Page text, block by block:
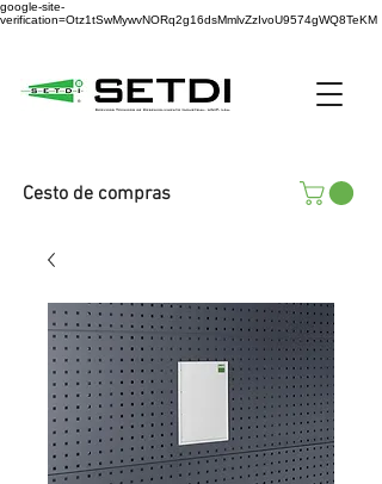
google-site-
verification=Otz1tSwMywvNORq2g16dsMmlvZzIvoU9574gWQ8TeKM
Cesto de compras